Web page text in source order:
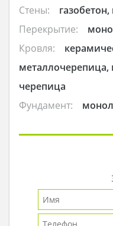
Стены:
Перекрытие:
Кровля:
металлочерепица,
черепица
Фундамент: